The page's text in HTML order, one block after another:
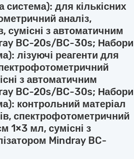
система): для кількісних
аналіз,
сумісні з автоматичним
BC-20s/BC-30s; Набори
лізуючі реагенти для
з автоматичним
BC-20s/BC-30s; Набори
контрольний матеріал
спектрофотометричний
1×3 мл, сумісні з
Mindray BC-